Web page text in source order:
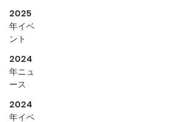
2025
年イベ
ント
2024
年ニュ
ース
2024
年イベ